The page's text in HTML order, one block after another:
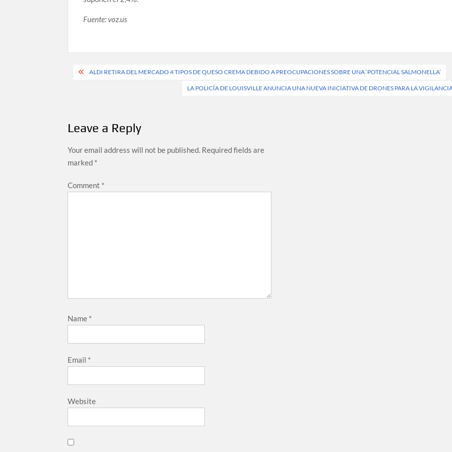
Fuente: voz.us
PostALDI RETIRA DEL MERCADO 4 TIPOS DE QUESO CREMA DEBIDO A PREOCUPACIONES SOBRE UNA ‘POTENCIAL SALMONELLA’
LA POLICÍA DE LOUISVILLE ANUNCIA UNA NUEVA INICIATIVA DE DRONES PARA LA
Leave a Reply
Your email address will not be published. Required fields are
marked *
Comment *
Name *
Email *
Website